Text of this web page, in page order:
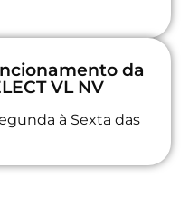
da
VL NV
à Sexta das